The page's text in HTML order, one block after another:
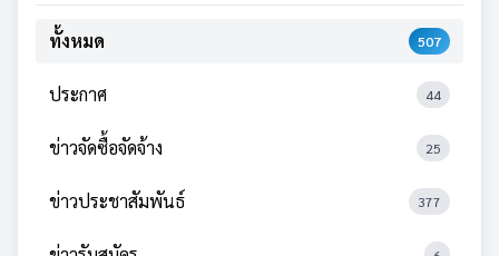
ทั้งหมด 507
ประกาศ 44
ข่าวจัดซื้อจัดจ้าง 25
ข่าวประชาสัมพันธ์ 377